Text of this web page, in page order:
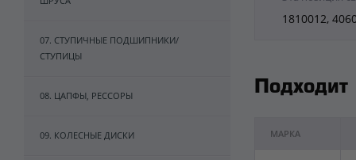
07. СТУПИЧНЫЕ ПОДШИПНИКИ/
СТУПИЦЫ
08. ЦАПФЫ, РЕССОРЫ
09. КОЛЕСНЫЕ ДИСКИ
1810012,
Подходит
МАРКА